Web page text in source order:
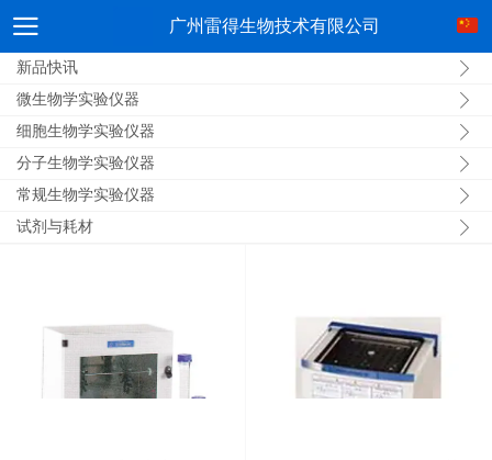
广州雷得生物技术有限公司
新品快讯
微生物学实验仪器
细胞生物学实验仪器
分子生物学实验仪器
常规生物学实验仪器
试剂与耗材